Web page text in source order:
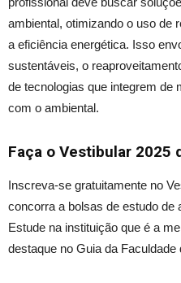
ambiental, otimizando o uso de
a eficiência energética. Isso
sustentáveis, o
de tecnologias que integrem de
com o ambiental.
Faça o Vestibular 2025
Inscreva-se gratuitamente no
concorra a bolsas de estudo de
Estude na instituição que é a
destaque no Guia da Faculdade